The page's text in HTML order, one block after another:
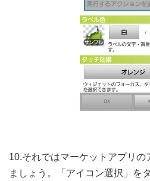
10.それではマーケットアプリの
ましょう。「アイコン選択」をタ